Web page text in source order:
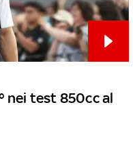
nei test 850cc al